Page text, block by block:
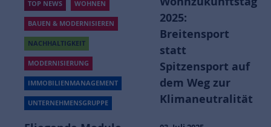
TOP NEWS WOHNEN
BAUEN & MODERNISIEREN
NACHHALTIGKEIT
MODERNISIERUNG
IMMOBILIENMANAGEMENT
UNTERNEHMENSGRUPPE
2025:
Breitensport
statt
Spitzensport auf
dem Weg zur
Klimaneutralität